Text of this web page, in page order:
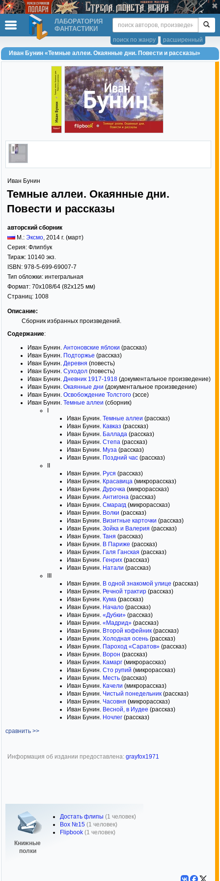
ЛАБОРАТОРИЯ
ФАНТАСТИКИ
расширенный
поиск по жанру
Иван Бунин «Темные аллеи. Окаянные дни. Повести и рассказы»
Иван Бунин
Темные аллеи. Окаянные дни.
Повести и рассказы
авторский сборник
М.: Эксмо, 2014 г. (март)
Серия: Флипбук
Тираж: 10140 экз.
ISBN: 978-5-699-69007-7
Тип обложки: интегральная
Формат: 70x108/64 (82x125 мм)
Страниц: 1008
Описание:
Сборник избранных произведений.
Содержание:
Иван Бунин. Антоновские яблоки (рассказ)
Иван Бунин. Подторжье (рассказ)
Иван Бунин. Деревня (повесть)
Иван Бунин. Суходол (повесть)
Иван Бунин. Дневник 1917-1918 (документальное произведение)
Иван Бунин. Окаянные дни (документальное произведение)
Иван Бунин. Освобождение Толстого (эссе)
Иван Бунин. Темные аллеи (сборник)
Иван Бунин. Темные аллеи (рассказ)
Иван Бунин. Кавказ (рассказ)
Иван Бунин. Баллада (рассказ)
Иван Бунин. Степа (рассказ)
Иван Бунин. Муза (рассказ)
Иван Бунин. Поздний час (рассказ)
Иван Бунин. Руся (рассказ)
Иван Бунин. Красавица (микрорассказ)
Иван Бунин. Дурочка (микрорассказ)
Иван Бунин. Антигона (рассказ)
Иван Бунин. Смарагд (микрорассказ)
Иван Бунин. Волки (рассказ)
Иван Бунин. Визитные карточки (рассказ)
Иван Бунин. Зойка и Валерия (рассказ)
Иван Бунин. Таня (рассказ)
Иван Бунин. В Париже (рассказ)
Иван Бунин. Галя Ганская (рассказ)
Иван Бунин. Генрих (рассказ)
Иван Бунин. Натали (рассказ)
Иван Бунин. В одной знакомой улице (рассказ)
Иван Бунин. Речной трактир (рассказ)
Иван Бунин. Кума (рассказ)
Иван Бунин. Начало (рассказ)
Иван Бунин. «Дубки» (рассказ)
Иван Бунин. «Мадрид» (рассказ)
Иван Бунин. Второй кофейник (рассказ)
Иван Бунин. Холодная осень (рассказ)
Иван Бунин. Пароход «Саратов» (рассказ)
Иван Бунин. Ворон (рассказ)
Иван Бунин. Камарг (микрорассказ)
Иван Бунин. Сто рупий (микрорассказ)
Иван Бунин. Месть (рассказ)
Иван Бунин. Качели (микрорассказ)
Иван Бунин. Чистый понедельник (рассказ)
Иван Бунин. Часовня (микрорассказ)
Иван Бунин. Весной, в Иудее (рассказ)
Иван Бунин. Ночлег (рассказ)
сравнить >>
Информация об издании предоставлена: grayfox1971
Книжные
полки
Достать флипы (1 человек)
Box №15 (1 человек)
Flipbook (1 человек)